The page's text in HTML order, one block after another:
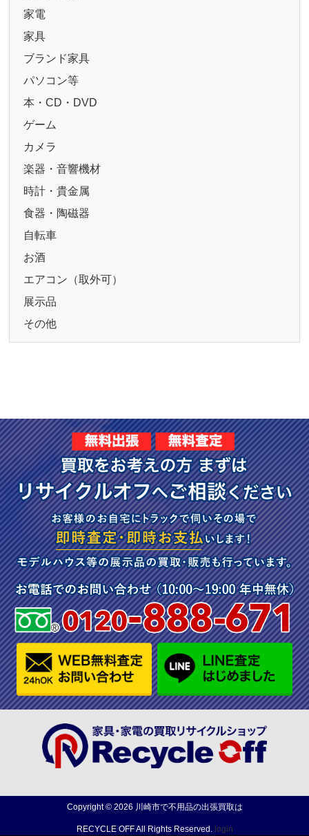
家電
家具
ブランド家具
パソコン等
本・CD・DVD
ゲーム
カメラ
楽器・音響機材
時計・貴金属
食器・陶磁器
自転車
お酒
エアコン（取外可）
展示品
その他
Copyright © 2026 川崎市で不用品の出張買取は
RECYCLE OFFAll Rights Reserved. login